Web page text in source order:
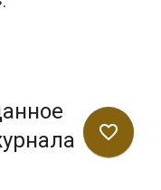
favorite_border